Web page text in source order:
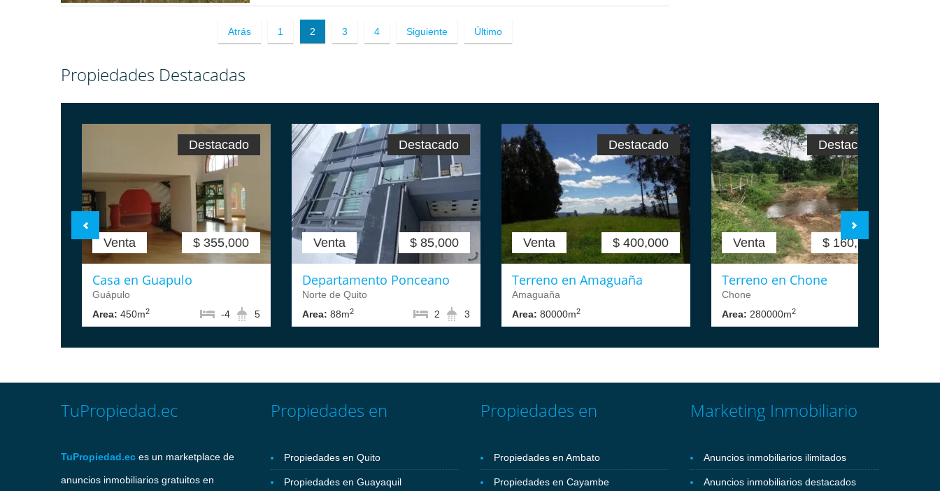
Atrás 1 2 3 4 Siguiente Último
Propiedades Destacadas
Venta $ 355,000
Destacado
Casa en Guapulo
Guápulo
Area: 450m2 5
-4
Venta $ 85,000
Destacado
Departamento Ponceano
Norte de Quito
Area: 88m2 3
2
Venta $ 400,000
Destacado
Terreno en Amaguaña
Amaguaña
Area: 80000m2
Venta $ 160,000
Destacado
Terreno en Chone
Chone
Area: 280000m2
TuPropiedad.ec
TuPropiedad.ec es un marketplace de
anuncios inmobiliarios gratuitos en
Propiedades en
Propiedades en Quito
Propiedades en Guayaquil
Propiedades en
Propiedades en Ambato
Propiedades en Cayambe
Marketing Inmobiliario
Anuncios inmobiliarios ilimitados
Anuncios inmobiliarios destacados